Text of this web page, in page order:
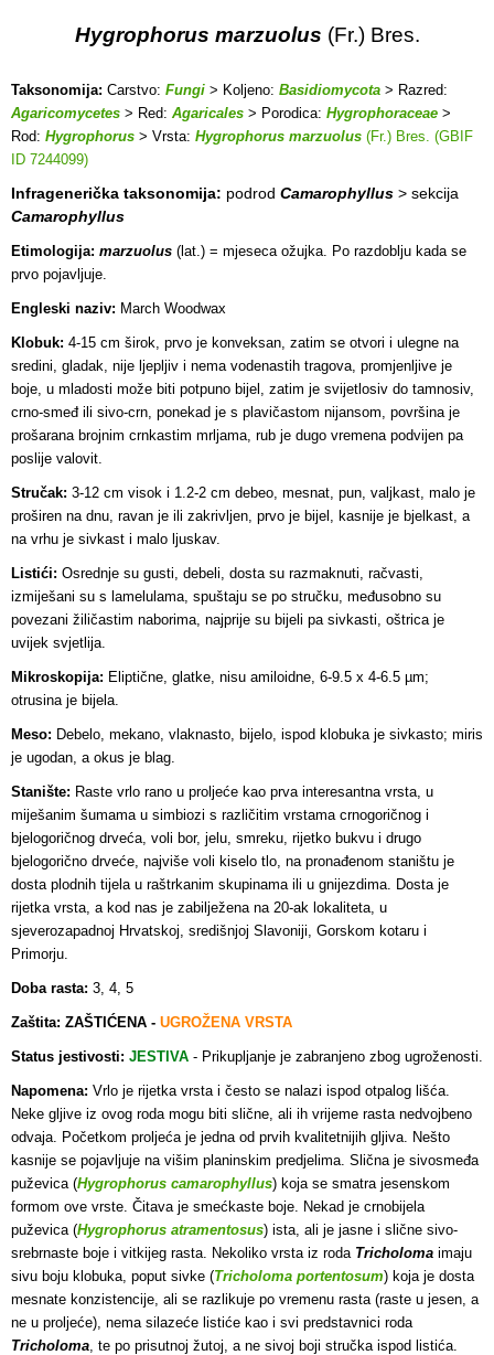
Hygrophorus marzuolus (Fr.) Bres.
Taksonomija: Carstvo: Fungi > Koljeno: Basidiomycota > Razred:
Agaricomycetes > Red: Agaricales > Porodica: Hygrophoraceae >
Rod: Hygrophorus > Vrsta: Hygrophorus marzuolus (Fr.) Bres. (GBIF
ID 7244099)
Infragenerička taksonomija: podrod Camarophyllus > sekcija
Camarophyllus
Etimologija: marzuolus (lat.) = mjeseca ožujka. Po razdoblju kada se
prvo pojavljuje.
Engleski naziv: March Woodwax
Klobuk: 4-15 cm širok, prvo je konveksan, zatim se otvori i ulegne na
sredini, gladak, nije ljepljiv i nema vodenastih tragova, promjenljive je
boje, u mladosti može biti potpuno bijel, zatim je svijetlosiv do tamnosiv,
crno-smeđ ili sivo-crn, ponekad je s plavičastom nijansom, površina je
prošarana brojnim crnkastim mrljama, rub je dugo vremena podvijen pa
poslije valovit.
Stručak: 3-12 cm visok i 1.2-2 cm debeo, mesnat, pun, valjkast, malo je
proširen na dnu, ravan je ili zakrivljen, prvo je bijel, kasnije je bjelkast, a
na vrhu je sivkast i malo ljuskav.
Listići: Osrednje su gusti, debeli, dosta su razmaknuti, račvasti,
izmiješani su s lamelulama, spuštaju se po stručku, međusobno su
povezani žiličastim naborima, najprije su bijeli pa sivkasti, oštrica je
uvijek svjetlija.
Mikroskopija: Eliptične, glatke, nisu amiloidne, 6-9.5 x 4-6.5 µm;
otrusina je bijela.
Meso: Debelo, mekano, vlaknasto, bijelo, ispod klobuka je sivkasto; miris
je ugodan, a okus je blag.
Stanište: Raste vrlo rano u proljeće kao prva interesantna vrsta, u
miješanim šumama u simbiozi s različitim vrstama crnogoričnog i
bjelogoričnog drveća, voli bor, jelu, smreku, rijetko bukvu i drugo
bjelogorično drveće, najviše voli kiselo tlo, na pronađenom staništu je
dosta plodnih tijela u raštrkanim skupinama ili u gnijezdima. Dosta je
rijetka vrsta, a kod nas je zabilježena na 20-ak lokaliteta, u
sjeverozapadnoj Hrvatskoj, središnjoj Slavoniji, Gorskom kotaru i
Primorju.
Doba rasta: 3, 4, 5
Zaštita: ZAŠTIĆENA - UGROŽENA VRSTA
Status jestivosti: JESTIVA - Prikupljanje je zabranjeno zbog ugroženosti.
Napomena: Vrlo je rijetka vrsta i često se nalazi ispod otpalog lišća.
Neke gljive iz ovog roda mogu biti slične, ali ih vrijeme rasta nedvojbeno
odvaja. Početkom proljeća je jedna od prvih kvalitetnijih gljiva. Nešto
kasnije se pojavljuje na višim planinskim predjelima. Slična je sivosmeđa
puževica (Hygrophorus camarophyllus) koja se smatra jesenskom
formom ove vrste. Čitava je smećkaste boje. Nekad je crnobijela
puževica (Hygrophorus atramentosus) ista, ali je jasne i slične sivo-
srebrnaste boje i vitkijeg rasta. Nekoliko vrsta iz roda Tricholoma imaju
sivu boju klobuka, poput sivke (Tricholoma portentosum) koja je dosta
mesnate konzistencije, ali se razlikuje po vremenu rasta (raste u jesen, a
ne u proljeće), nema silazeće listiće kao i svi predstavnici roda
Tricholoma, te po prisutnoj žutoj, a ne sivoj boji stručka ispod listića.